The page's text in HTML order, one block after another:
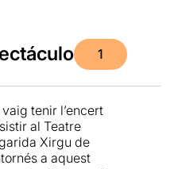
1
tenir l’encert
al Teatre
Xirgu de
a aquest